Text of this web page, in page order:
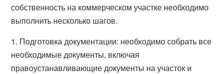
собственность на коммерческом участке необходимо
выполнить несколько шагов.
1. Подготовка документации: необходимо собрать все
необходимые документы, включая
правоустанавливающие документы на участок и